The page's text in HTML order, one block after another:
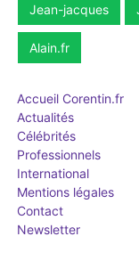
Jean-jacques
Alain.fr
Accueil Corentin.fr
Actualités
Célébrités
Professionnels
International
Mentions légales
Contact
Newsletter